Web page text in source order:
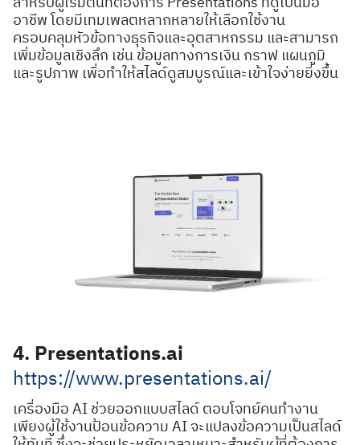
อาชีพ โดยมีเทมเพลตหลากหลายให้เลือกใช้งาน
ครอบคลุมหัวข้อทางธุรกิจและอุตสาหกรรม และสามารถ
เพิ่มข้อมูลเชิงลึก เช่น ข้อมูลทางการเงิน กราฟ แผนภูมิ
และรูปภาพ เพื่อทำให้สไลด์ดูสมบูรณ์และเข้าใจง่ายยิ่งขึ้น
4. Presentations.ai
https://www.presentations.ai/
เครื่องมือ AI ช่วยออกแบบสไลด์ ตอบโจทย์คนทำงาน
เพียงผู้ใช้งานป้อนข้อความ AI จะแปลงข้อความเป็นสไลด์